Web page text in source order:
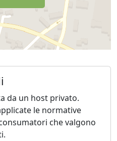
da un host privato.
le normative
che valgono